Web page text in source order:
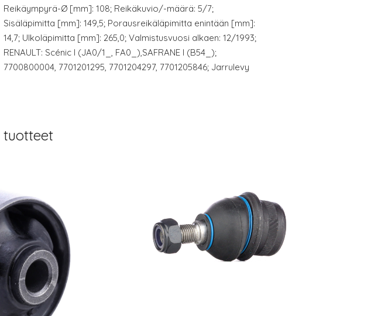
Reikäympyrä-Ø [mm]: 108; Reikäkuvio/-määrä: 5/7;
Sisäläpimitta [mm]: 149,5; Porausreikäläpimitta enintään [mm]:
14,7; Ulkoläpimitta [mm]: 265,0; Valmistusvuosi alkaen: 12/1993;
RENAULT: Scénic I (JA0/1_, FA0_),SAFRANE I (B54_);
7700800004, 7701201295, 7701204297, 7701205846; Jarrulevy
tuotteet